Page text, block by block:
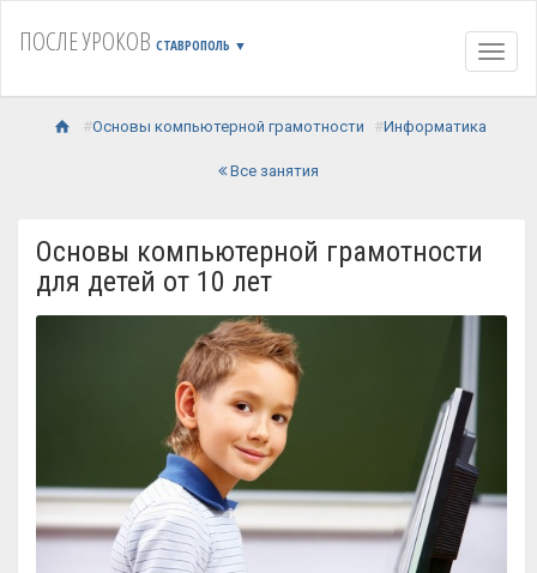
ПОСЛЕ УРОКОВ СТАВРОПОЛЬ ▼
Основы компьютерной грамотности Информатика
Все занятия
Основы компьютерной грамотности
для детей от 10 лет